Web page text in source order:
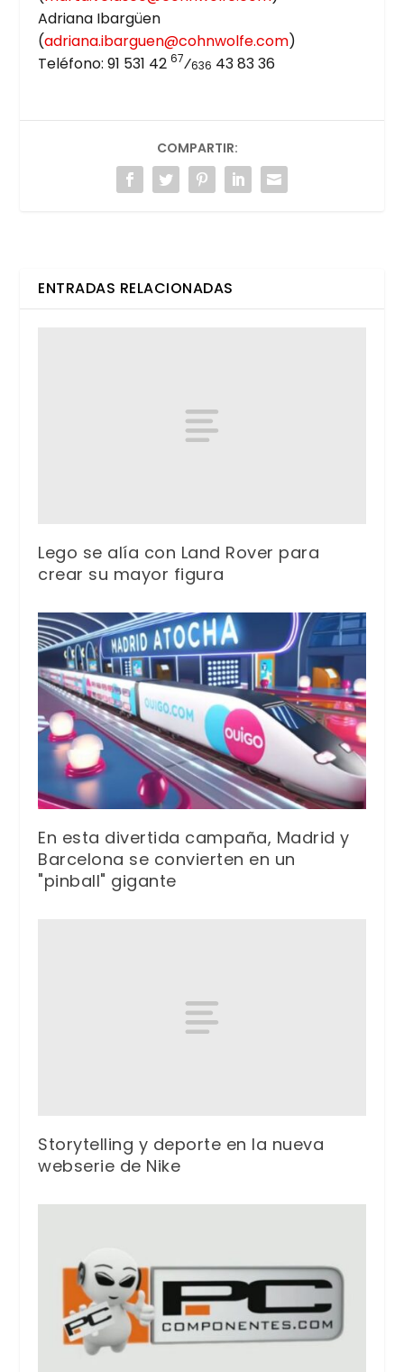
Adria­na Ibar­güen
(adriana.ibarguen@cohnwolfe.com)
Telé­fono: 91 531 4267⁄636 43 83 36
COMPARTIR:
ENTRADAS RELACIONADAS
Lego se alía con Land Rover para
crear su mayor figura
En esta divertida campaña, Madrid y
Barcelona se convierten en un
"pinball" gigante
Storytelling y deporte en la nueva
webserie de Nike